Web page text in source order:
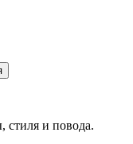
стиля и повода.